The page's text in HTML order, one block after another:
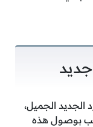
الجميل،
بوصول هذه